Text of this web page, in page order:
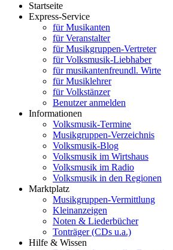
Startseite
Express-Service
für Musikanten
für Veranstalter
für Musikgruppen-Vertreter
für Volksmusik-Liebhaber
für musikantenfreundl. Wirte
für Musiklehrer
für Volkstänzer
Benutzer anmelden
Informationen
Volksmusik-Termine
Musikgruppen-Verzeichnis
Volksmusik-Blog
Volksmusik im Wirtshaus
Volksmusik im Radio
Volksmusik in den Regionen
Marktplatz
Musikgruppen-Vermittlung
Kleinanzeigen
Noten & Liederbücher
Tonträger (CDs u.a.)
Hilfe & Wissen